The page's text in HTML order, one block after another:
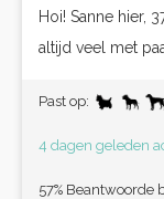
Hoi! Sanne hier,
altijd veel met
Past op:
4 dagen geleden
57% Beantwoorde